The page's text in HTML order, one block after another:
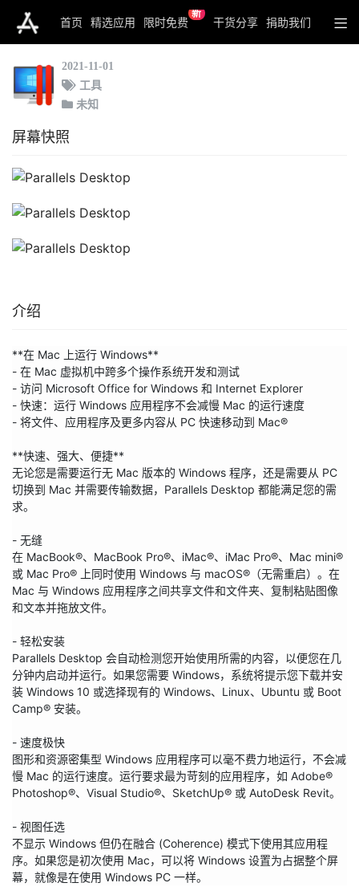
首页 精选应用 限时免费
新
干货分享 捐助我们
Parallels Desktop
2021-11-01
工具
未知
屏幕快照
介绍
**在 Mac 上运行 Windows**
- 在 Mac 虚拟机中跨多个操作系统开发和测试
- 访问 Microsoft Office for Windows 和 Internet Explorer
- 快速：运行 Windows 应用程序不会减慢 Mac 的运行速度
- 将文件、应用程序及更多内容从 PC 快速移动到 Mac®
**快速、强大、便捷**
无论您是需要运行无 Mac 版本的 Windows 程序，还是需要从 PC
切换到 Mac 并需要传输数据，Parallels Desktop 都能满足您的需
求。
- 无缝
在 MacBook®、MacBook Pro®、iMac®、iMac Pro®、Mac mini®
或 Mac Pro® 上同时使用 Windows 与 macOS®（无需重启）。在
Mac 与 Windows 应用程序之间共享文件和文件夹、复制粘贴图像
和文本并拖放文件。
- 轻松安装
Parallels Desktop 会自动检测您开始使用所需的内容，以便您在几
分钟内启动并运行。如果您需要 Windows，系统将提示您下载并安
装 Windows 10 或选择现有的 Windows、Linux、Ubuntu 或 Boot
Camp® 安装。
- 速度极快
图形和资源密集型 Windows 应用程序可以毫不费力地运行，不会减
慢 Mac 的运行速度。运行要求最为苛刻的应用程序，如 Adobe®
Photoshop®、Visual Studio®、SketchUp® 或 AutoDesk Revit。
- 视图任选
不显示 Windows 但仍在融合 (Coherence) 模式下使用其应用程
序。如果您是初次使用 Mac，可以将 Windows 设置为占据整个屏